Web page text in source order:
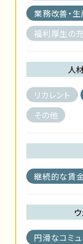
業務改善・
福利厚生の
人
リカレント
その他
継続的な賃
円滑なコミ